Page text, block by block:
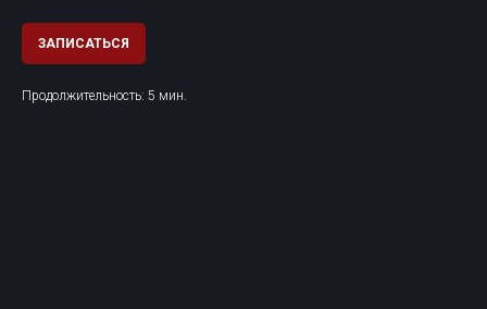
ЗАПИСАТЬСЯ
Продолжительность: 5 мин.